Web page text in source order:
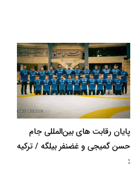
پایان رقابت های بین‌المللی جام
حسن گمیجی و غضنفر بیلگه / ترکیه
: